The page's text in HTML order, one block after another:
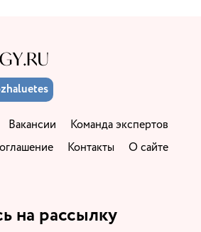
Вакансии
Команда экспертов
Контакты
О сайте
на рассылку